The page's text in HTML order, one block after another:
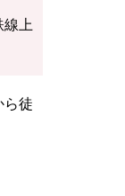
線上
ら徒